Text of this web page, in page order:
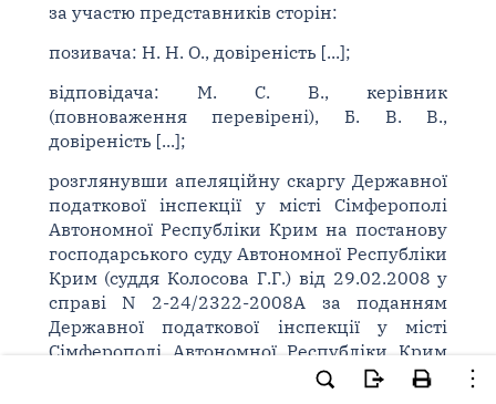
за участю представників сторін:
позивача: Н. Н. О., довіреність [...];
відповідача: М. С. В., керівник
(повноваження перевірені), Б. В. В.,
довіреність [...];
розглянувши апеляційну скаргу Державної
податкової інспекції у місті Сімферополі
Автономної Республіки Крим на постанову
господарського суду Автономної Республіки
Крим (суддя Колосова Г.Г.) від 29.02.2008 у
справі N 2-24/2322-2008А за поданням
Державної податкової інспекції у місті
Сімферополі Автономної Республіки Крим
(вул. М. Залки, 1/9, місто Сімферополь,